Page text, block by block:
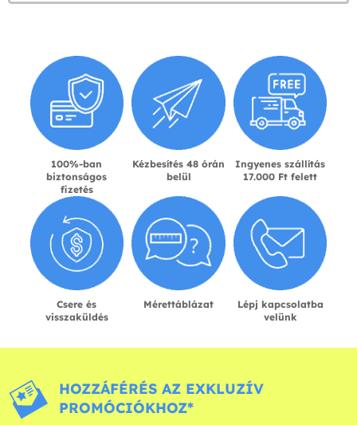
100%-ban
biztonságos
fizetés
Kézbesítés 48 órán
belül
Ingyenes szállítás
17.000 Ft felett
Csere és
visszaküldés
Mérettáblázat
Lépj kapcsolatba
velünk
HOZZÁFÉRÉS AZ EXKLUZÍV
PROMÓCIÓKHOZ*